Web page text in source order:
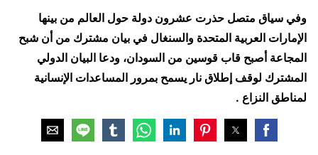
وفي سياق متصل حذرت عشرون دولة حول العالم من بينها
الإمارات العربية المتحدة والسنغال في بيان مشترك من أن شبح
المجاعة أصبح قاب قوسين من السودان، ودعا البيان الدولي
المشترك لوقف إطلاق نار يسمح بمرور المساعدات الإنسانية
لمناطق النزاع .